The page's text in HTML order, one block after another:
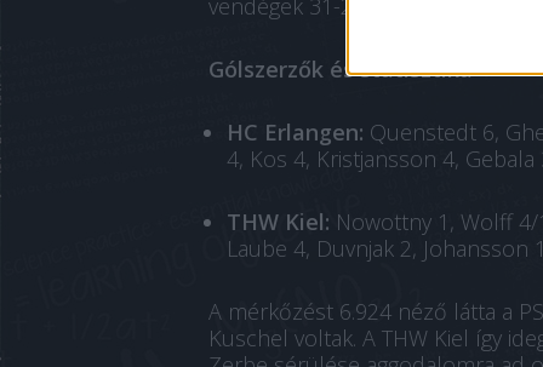
vendégek 31-29-es győzelmet
Gólszerzők és statisztika
HC Erlangen: Quenstedt 6,
4, Kos 4, Kristjansson 4,
THW Kiel: Nowottny 1, Wolff 4/
Laube 4, Duvnjak 2, Johansson
A mérkőzést 6.924 néző látta a
Kuschel voltak. A THW Kiel így